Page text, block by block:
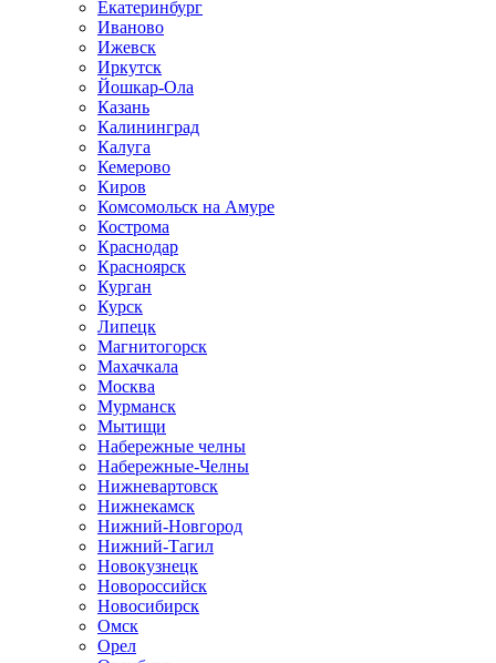
Екатеринбург
Иваново
Ижевск
Иркутск
Йошкар-Ола
Казань
Калининград
Калуга
Кемерово
Киров
Комсомольск на Амуре
Кострома
Краснодар
Красноярск
Курган
Курск
Липецк
Магнитогорск
Махачкала
Москва
Мурманск
Мытищи
Набережные челны
Набережные-Челны
Нижневартовск
Нижнекамск
Нижний-Новгород
Нижний-Тагил
Новокузнецк
Новороссийск
Новосибирск
Омск
Орел